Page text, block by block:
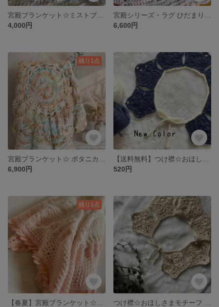
4,000円
6,600円
残り1点
6,900円
520円
残り1点